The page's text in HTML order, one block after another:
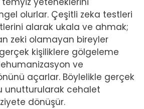
olurlar. Çeşitli zeka testleri
alarak ukala ve ahmak;
zeki olamayan bireyler
kişiliklere gölgeleme
ve
açarlar. Böylelikle gerçek
unutturularak cehalet
dönüşür.